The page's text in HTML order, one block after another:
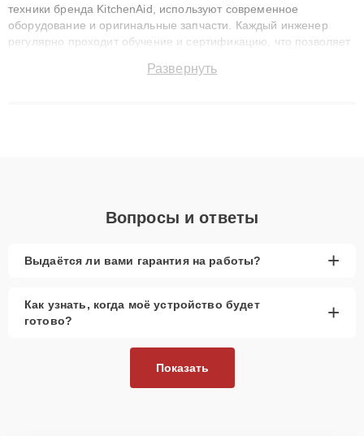
техники бренда KitchenAid, используют современное
оборудование и оригинальные запчасти. Каждый инженер
регулярно проходит обучение и сертификацию, что позволяет
технику с сохранением гарантии до 3 лет. Наши мастера
Развернуть
Вопросы и ответы
Выдаётся ли вами гарантия на работы? +
Как узнать, когда моё устройство будет
готово?
+
Показать